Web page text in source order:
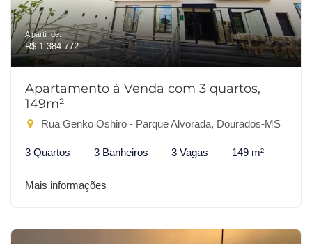
A partir de:
R$ 1.384.772
Apartamento à Venda com 3 quartos,
149m²
Rua Genko Oshiro - Parque Alvorada, Dourados-MS
3 Quartos 3 Banheiros 3 Vagas 149 m²
Mais informações